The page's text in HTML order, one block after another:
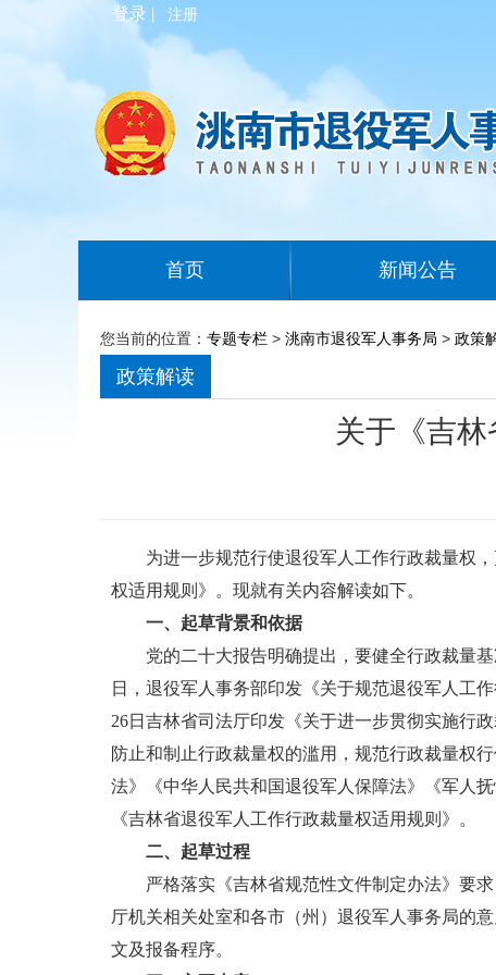
登录 | 注册
首页 新闻公告
您当前的位置： 专题专栏 > 洮南市退役军人事务局 > 政策
政策解读
关于《吉
为进一步规范行使退役军人工作行政裁量权
权适用规则》。现就有关内容解读如下。
一、起草背景和依据
党的二十大报告明确提出，要健全行政裁量基
日，退役军人事务部印发《关于规范退役军人工
26日吉林省司法厅印发《关于进一步贯彻实施行
防止和制止行政裁量权的滥用，规范行政裁量权
法》《中华人民共和国退役军人保障法》《军人
《吉林省退役军人工作行政裁量权适用规则》。
二、起草过程
严格落实《吉林省规范性文件制定办法》要求
厅机关相关处室和各市（州）退役军人事务局的
文及报备程序。